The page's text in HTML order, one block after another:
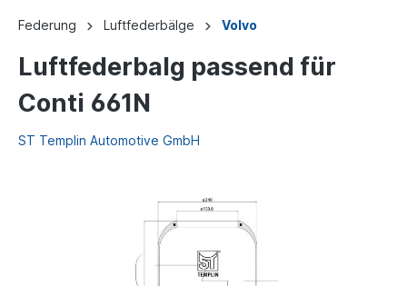
Federung Luftfederbälge Volvo
Luftfederbalg passend für
Conti 661N
ST Templin Automotive GmbH